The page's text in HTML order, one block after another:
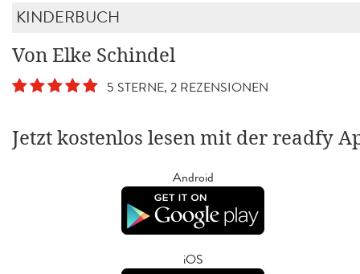
KINDERBUCH
Von Elke Schindel
5 STERNE, 2 REZENSIONEN
Jetzt kostenlos lesen mit der readfy
Android
iOS